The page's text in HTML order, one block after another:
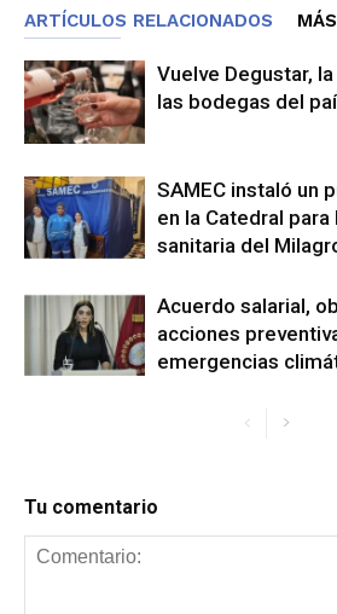
ARTÍCULOS RELACIONADOS
Vuelve Degustar,
las bodegas del
SAMEC instaló un
en la Catedral
sanitaria del
Acuerdo salarial,
acciones
emergencias
Tu comentario